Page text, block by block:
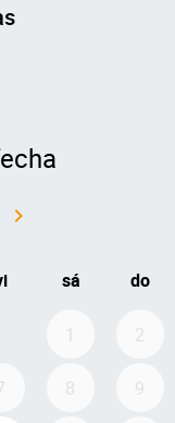
keyboard_arrow_right
sá do
1 2
8 9